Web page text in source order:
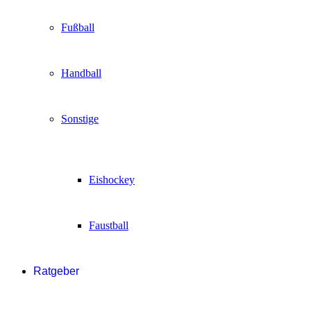
Fußball
Handball
Sonstige
Eishockey
Faustball
Ratgeber